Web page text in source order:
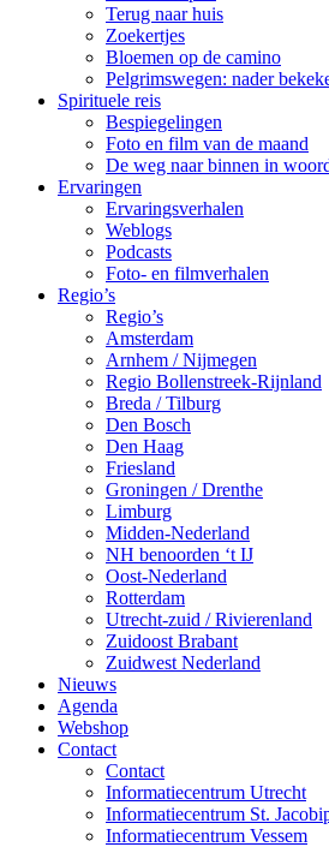
Terug naar huis
Zoekertjes
Bloemen op de camino
Pelgrimswegen: nader
Spirituele reis
Bespiegelingen
Foto en film van de maand
De weg naar binnen in
Ervaringen
Ervaringsverhalen
Weblogs
Podcasts
Foto- en filmverhalen
Regio’s
Regio’s
Amsterdam
Arnhem / Nijmegen
Regio Bollenstreek-Rijnland
Breda / Tilburg
Den Bosch
Den Haag
Friesland
Groningen / Drenthe
Limburg
Midden-Nederland
NH benoorden ‘t IJ
Oost-Nederland
Rotterdam
Utrecht-zuid / Rivierenland
Zuidoost Brabant
Zuidwest Nederland
Nieuws
Agenda
Webshop
Contact
Contact
Informatiecentrum Utrecht
Informatiecentrum St.
Informatiecentrum Vessem